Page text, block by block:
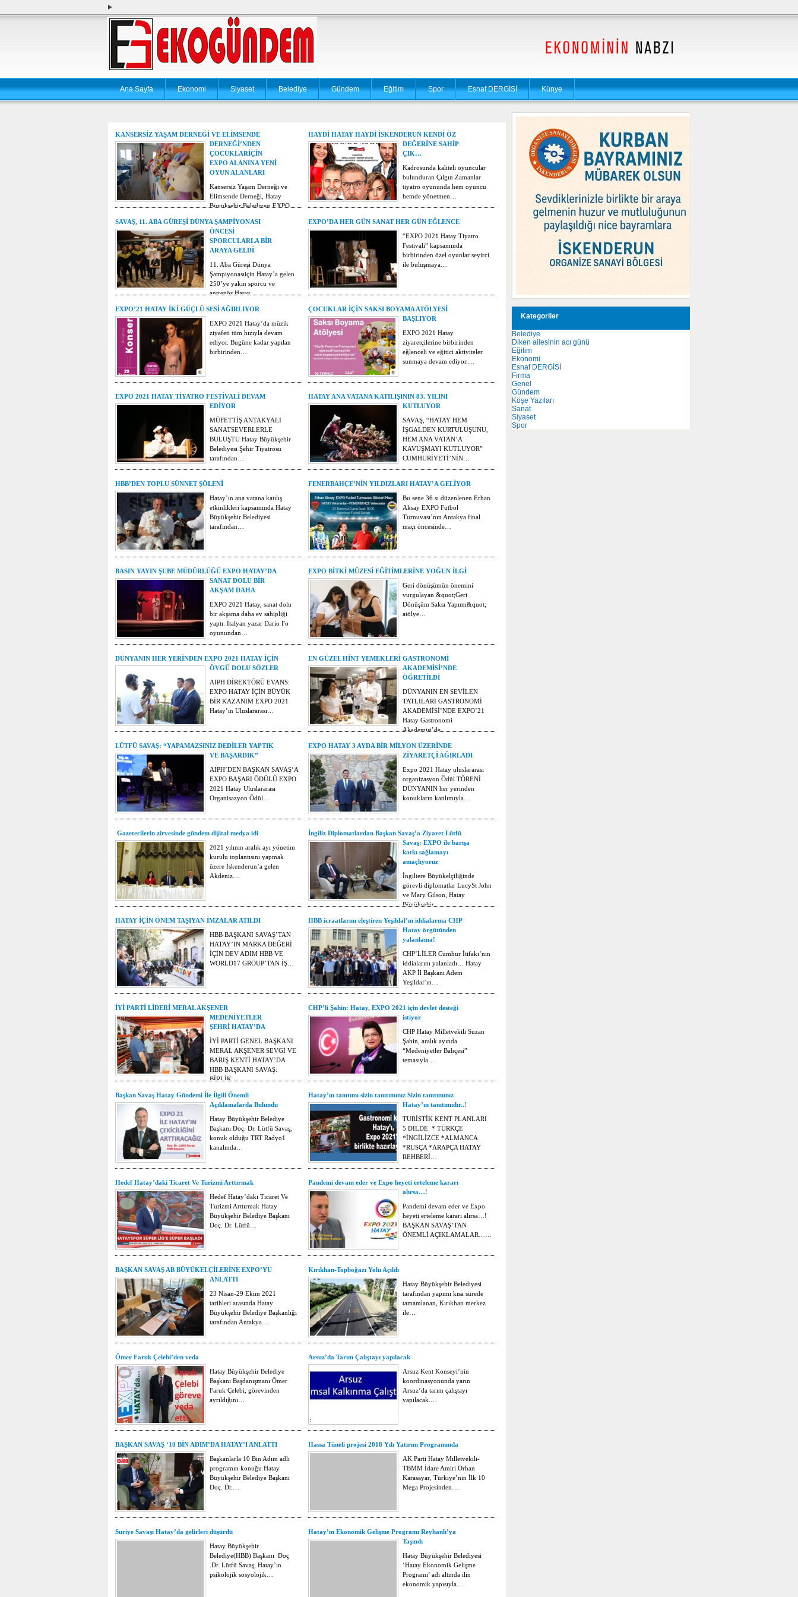
Ana Sayfa Ekonomi Siyaset Belediye Gündem Eğitim Spor Esnaf DERGİSİ Künye
KANSERSİZ YAŞAM DERNEĞİ VE ELİMSENDE
DERNEĞİ’NDEN
ÇOCUKLARİÇİN
EXPO ALANINA YENİ
OYUN ALANLARI
Kansersiz Yaşam Derneği ve
Elimsende Derneği, Hatay
Büyükşehir Belediyesi EXPO
HAYDİ HATAY HAYDİ İSKENDERUN KENDİ ÖZ
DEĞERİNE SAHİP
ÇIK…
Kadrosunda kaliteli oyuncular
bulunduran Çılgın Zamanlar
tiyatro oyununda hem oyuncu
hemde yönetmen…
SAVAŞ, 11. ABA GÜREŞİ DÜNYA ŞAMPİYONASI
ÖNCESİ
SPORCULARLA BİR
ARAYA GELDİ
11. Aba Güreşi Dünya
Şampiyonasıiçin Hatay’a gelen
250’ye yakın sporcu ve
antrenör Hatay…
EXPO’DA HER GÜN SANAT HER GÜN EĞLENCE
“EXPO 2021 Hatay Tiyatro
Festivali” kapsamında
birbirinden özel oyunlar seyirci
ile buluşmaya…
EXPO’21 HATAY İKİ GÜÇLÜ SESİ AĞIRLIYOR
EXPO 2021 Hatay’da müzik
ziyafeti tüm hızıyla devam
ediyor. Bugüne kadar yapılan
birbirinden…
ÇOCUKLAR İÇİN SAKSI BOYAMA ATÖLYESİ
BAŞLIYOR
EXPO 2021 Hatay
ziyaretçilerine birbirinden
eğlenceli ve eğitici aktiviteler
sunmaya devam ediyor.…
EXPO 2021 HATAY TİYATRO FESTİVALİ DEVAM
EDİYOR
MÜFETTİŞ ANTAKYALI
SANATSEVERLERLE
BULUŞTU Hatay Büyükşehir
Belediyesi Şehir Tiyatrosu
tarafından…
HATAY ANA VATANA KATILIŞININ 83. YILINI
KUTLUYOR
SAVAŞ, “HATAY HEM
İŞGALDEN KURTULUŞUNU,
HEM ANA VATAN’A
KAVUŞMAYI KUTLUYOR”
CUMHURİYETİ’NİN…
HBB’DEN TOPLU SÜNNET ŞÖLENİ
Hatay’ın ana vatana katılış
etkinlikleri kapsamında Hatay
Büyükşehir Belediyesi
tarafından…
FENERBAHÇE’NİN YILDIZLARI HATAY’A GELİYOR
Bu sene 36.sı düzenlenen Erhan
Aksay EXPO Futbol
Turnuvası’nın Antakya final
maçı öncesinde…
BASIN YAYIN ŞUBE MÜDÜRLÜĞÜ EXPO HATAY’DA
SANAT DOLU BİR
AKŞAM DAHA
EXPO 2021 Hatay, sanat dolu
bir akşama daha ev sahipliği
yaptı. İtalyan yazar Dario Fo
oyunundan…
EXPO BİTKİ MÜZESİ EĞİTİMLERİNE YOĞUN İLGİ
Geri dönüşümün önemini
vurgulayan &quot;Geri
Dönüşüm Saksı Yapımı&quot;
atölye…
DÜNYANIN HER YERİNDEN EXPO 2021 HATAY İÇİN
ÖVGÜ DOLU SÖZLER
AIPH DİREKTÖRÜ EVANS:
EXPO HATAY İÇİN BÜYÜK
BİR KAZANIM EXPO 2021
Hatay’ın Uluslararası…
EN GÜZEL HİNT YEMEKLERİ GASTRONOMİ
AKADEMİSİ’NDE
ÖĞRETİLDİ
DÜNYANIN EN SEVİLEN
TATLILARI GASTRONOMİ
AKADEMİSİ’NDE EXPO’21
Hatay Gastronomi
Akademisi’de…
LÜTFÜ SAVAŞ: “YAPAMAZSINIZ DEDİLER YAPTIK
VE BAŞARDIK”
AIPH’DEN BAŞKAN SAVAŞ’A
EXPO BAŞARI ÖDÜLÜ EXPO
2021 Hatay Uluslararası
Organisazyon Ödül…
EXPO HATAY 3 AYDA BİR MİLYON ÜZERİNDE
ZİYARETÇİ AĞIRLADI
Expo 2021 Hatay uluslararası
organizasyon Ödül TÖRENİ
DÜNYANIN her yerinden
konukların katılımıyla…
Gazetecilerin zirvesinde gündem dijital medya idi
2021 yılının aralık ayı yönetim
kurulu toplantısını yapmak
üzere İskenderun’a gelen
Akdeniz…
İngiliz Diplomatlardan Başkan Savaş’a Ziyaret Lütfü
Savaş: EXPO ile barışa
katkı sağlamayı
amaçlıyoruz
İngiltere Büyükelçiliğinde
görevli diplomatlar LucySt John
ve Mary Gilson, Hatay
Büyükşehir…
HATAY İÇİN ÖNEM TAŞIYAN İMZALAR ATILDI
HBB BAŞKANI SAVAŞ’TAN
HATAY’IN MARKA DEĞERİ
İÇİN DEV ADIM HBB VE
WORLD17 GROUP’TAN İŞ…
HBB icraatlarını eleştiren Yeşildal’ın iddialarına CHP
Hatay örgütünden
yalanlama!
CHP’LİLER Cumhur İtifakı’nın
iddialarını yalanladı… Hatay
AKP İl Başkanı Adem
Yeşildal’ın…
İYİ PARTİ LİDERİ MERAL AKŞENER
MEDENİYETLER
ŞEHRİ HATAY’DA
İYİ PARTİ GENEL BAŞKANI
MERAL AKŞENER SEVGİ VE
BARIŞ KENTİ HATAY’DA
HBB BAŞKANI SAVAŞ:
BİRLİK…
CHP’li Şahin: Hatay, EXPO 2021 için devlet desteği
istiyor
CHP Hatay Milletvekili Suzan
Şahin, aralık ayında
“Medeniyetler Bahçesi”
temasıyla…
Başkan Savaş Hatay Gündemi İle İlgili Önemli
Açıklamalarda Bulundu
Hatay Büyükşehir Belediye
Başkanı Doç. Dr. Lütfü Savaş,
konuk olduğu TRT Radyo1
kanalında…
Hatay’ın tanıtımı sizin tanıtımınız Sizin tanıtımınız
Hatay’ın tanıtımıdır..!
TURİSTİK KENT PLANLARI
5 DİLDE * TÜRKÇE
*İNGİLİZCE *ALMANCA
*RUSÇA *ARAPÇA HATAY
REHBERİ…
Hedef Hatay’daki Ticaret Ve Turizmi Arttırmak
Hedef Hatay’daki Ticaret Ve
Turizmi Arttırmak Hatay
Büyükşehir Belediye Başkanı
Doç. Dr. Lütfü…
Pandemi devam eder ve Expo heyeti erteleme kararı
alırsa…!
Pandemi devam eder ve Expo
heyeti erteleme kararı alırsa…!
BAŞKAN SAVAŞ’TAN
ÖNEMLİ AÇIKLAMALAR……
BAŞKAN SAVAŞ AB BÜYÜKELÇİLERİNE EXPO’YU
ANLATTI
23 Nisan-29 Ekim 2021
tarihleri arasında Hatay
Büyükşehir Belediye Başkanlığı
tarafından Antakya…
Kırıkhan-Topboğazı Yolu Açıldı
Hatay Büyükşehir Belediyesi
tarafından yapımı kısa sürede
tamamlanan, Kırıkhan merkez
ile…
Ömer Faruk Çelebi’den veda
Hatay Büyükşehir Belediye
Başkanı Başdanışmanı Ömer
Faruk Çelebi, görevinden
ayrıldığını…
Arsuz’da Tarım Çalıştayı yapılacak
Arsuz Kent Konseyi’nin
koordinasyonunda yarın
Arsuz’da tarım çalıştayı
yapılacak.…
BAŞKAN SAVAŞ ‘10 BİN ADIM’DA HATAY’I ANLATTI
Başkanlarla 10 Bin Adım adlı
programın konuğu Hatay
Büyükşehir Belediye Başkanı
Doç. Dr.…
Hassa Tüneli projesi 2018 Yılı Yatırım Programında
AK Parti Hatay Milletvekili-
TBMM İdare Amiri Orhan
Karasayar, Türkiye’nin İlk 10
Mega Projesinden…
Suriye Savaşı Hatay’da gelirleri düşürdü
Hatay Büyükşehir
Belediye(HBB) Başkanı Doç
.Dr. Lütfü Savaş, Hatay’ın
psikolojik sosyolojik…
Hatay’ın Ekonomik Gelişme Programı Reyhanlı’ya
Taşındı
Hatay Büyükşehir Belediyesi
‘Hatay Ekonomik Gelişme
Programı’ adı altında ilin
ekonomik yapısıyla…
Kategoriler
Belediye
Diken ailesinin acı günü
Eğitim
Ekonomi
Esnaf DERGİSİ
Firma
Genel
Gündem
Köşe Yazıları
Sanat
Siyaset
Spor